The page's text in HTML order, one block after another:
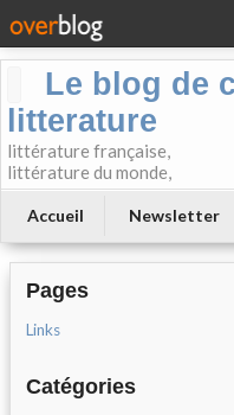
Le blog de
litterature
littérature française,
littérature du monde,
Accueil Newsletter
Pages
Links
Catégories